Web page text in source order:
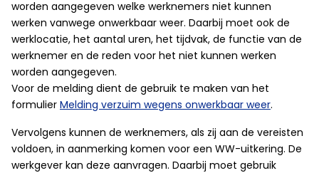
worden aangegeven welke werknemers niet kunnen
werken vanwege onwerkbaar weer. Daarbij moet ook de
werklocatie, het aantal uren, het tijdvak, de functie van de
werknemer en de reden voor het niet kunnen werken
worden aangegeven.
Voor de melding dient de gebruik te maken van het
formulier Melding verzuim wegens onwerkbaar weer.
Vervolgens kunnen de werknemers, als zij aan de vereisten
voldoen, in aanmerking komen voor een WW-uitkering. De
werkgever kan deze aanvragen. Daarbij moet gebruik